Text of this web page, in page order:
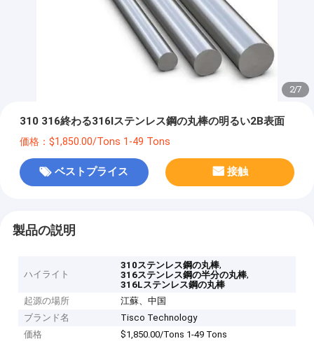
2/7
310 316終わる316lステンレス鋼の丸棒の明るい2B表面
価格：$1,850.00/Tons 1-49 Tons
ベストプライス 接触
製品の説明
ハイライト
310ステンレス鋼の丸棒,
316ステンレス鋼の半分の丸棒,
316Lステンレス鋼の丸棒
起源の場所
江蘇、中国
ブランド名
Tisco Technology
価格
$1,850.00/Tons 1-49 Tons